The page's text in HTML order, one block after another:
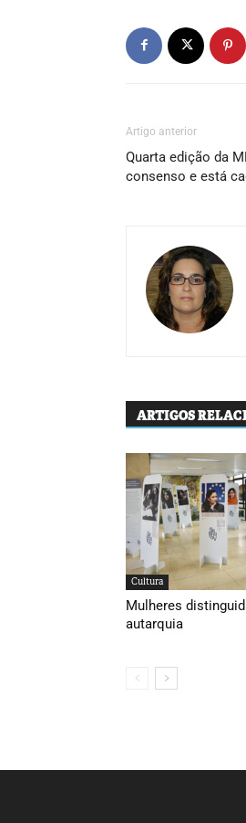
Artigo anterior
Quarta edição da
consenso e está
ARTIGOS
Cultura
Mulheres
autarquia